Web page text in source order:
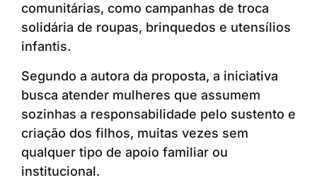
comunitárias, como campanhas de troca
solidária de roupas, brinquedos e utensílios
infantis.
Segundo a autora da proposta, a iniciativa
busca atender mulheres que assumem
sozinhas a responsabilidade pelo sustento e
criação dos filhos, muitas vezes sem
qualquer tipo de apoio familiar ou
institucional.